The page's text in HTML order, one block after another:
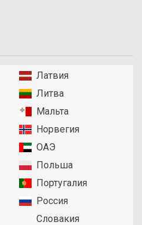
Латвия
Литва
Мальта
Норвегия
ОАЭ
Польша
Португалия
Россия
Словакия